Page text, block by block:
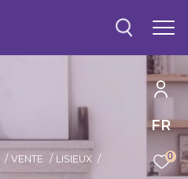
FR
0
VENTE
LISIEUX